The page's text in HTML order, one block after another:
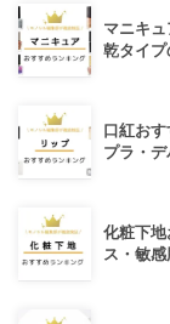
マニキ
乾タイプ
口紅お
プラ・デ
化粧下
ス・敏